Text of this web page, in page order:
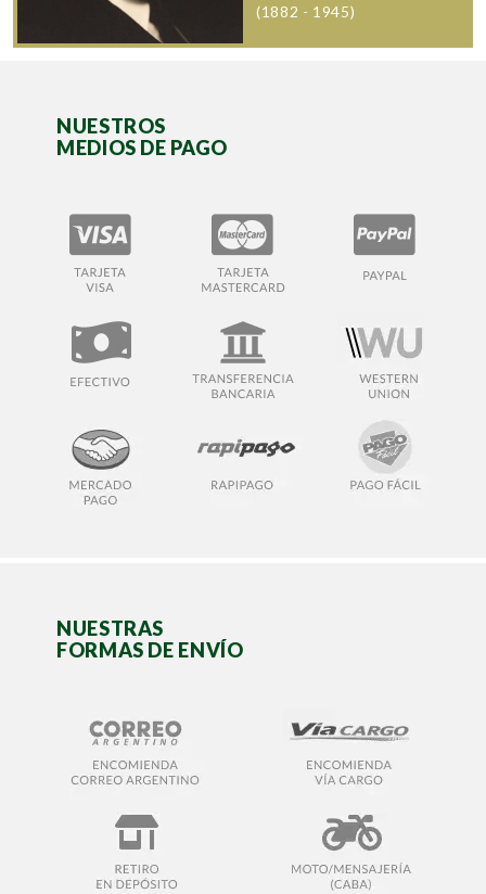
(1882 - 1945)
NUESTROS
MEDIOS DE PAGO
NUESTRAS
FORMAS DE ENVÍO